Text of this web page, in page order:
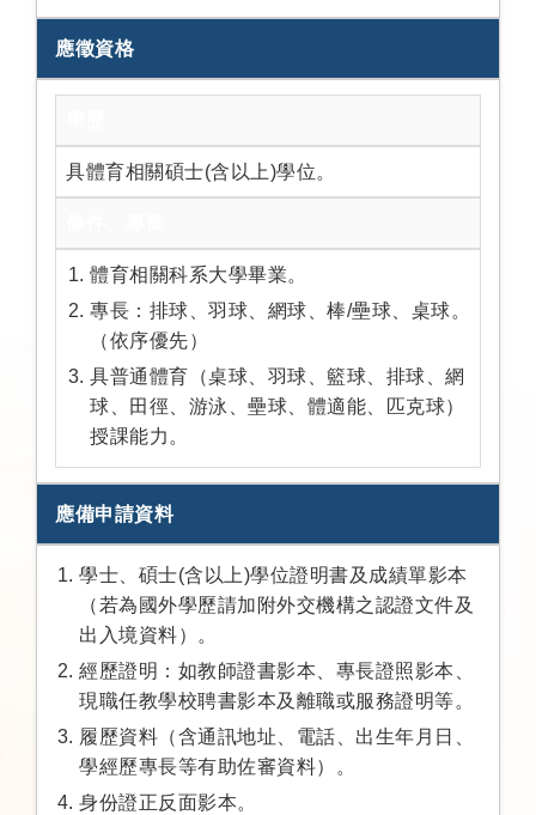
應徵資格
具體育相關碩士(含以上)學位。
體育相關科系大學畢業。
專長：排球、羽球、網球、棒/壘球、桌球。
（依序優先）
具普通體育（桌球、羽球、籃球、排球、網
球、田徑、游泳、壘球、體適能、匹克球）
授課能力。
應備申請資料
學士、碩士(含以上)學位證明書及成績單影本
（若為國外學歷請加附外交機構之認證文件及
出入境資料）。
經歷證明：如教師證書影本、專長證照影本、
現職任教學校聘書影本及離職或服務證明等。
履歷資料（含通訊地址、電話、出生年月日、
學經歷專長等有助佐審資料）。
身份證正反面影本。